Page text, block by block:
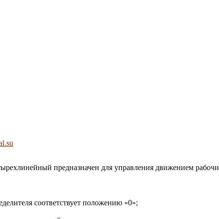
предназначен для управления движением
соответствует положению «0»;